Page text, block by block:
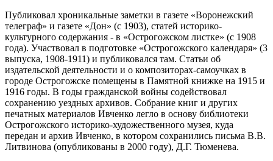
Публиковал хроникальные заметки в газете «Воронежский
телеграф» и газете «Дон» (с 1903), статей историко-
культурного содержания - в «Острогожском листке» (с 1908
года). Участвовал в подготовке «Острогожского календаря» (3
выпуска, 1908-1911) и публиковался там. Статьи об
издательской деятельности и о композиторах-самоучках в
городе Острогожске помещены в Памятной книжке на 1915 и
1916 годы. В годы гражданской войны содействовал
сохранению уездных архивов. Собрание книг и других
печатных материалов Ивченко легло в основу библиотеки
Острогожского историко-художественного музея, куда
передан и архив Ивченко, в котором сохранились письма В.В.
Литвинова (опубликованы в 2000 году), Д.Г. Тюменева.